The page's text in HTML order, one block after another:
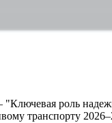
роль
транспорту